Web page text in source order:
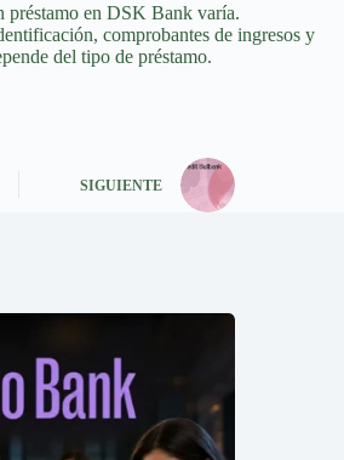
préstamo en DSK Bank varía.
comprobantes de ingresos y
del tipo de préstamo.
SIGUIENTE